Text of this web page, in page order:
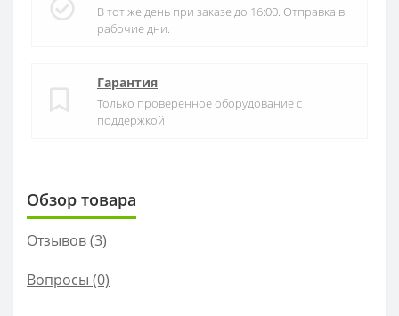
В тот же день при заказе до 16:00. Отправка в
рабочие дни.
Гарантия
Только проверенное оборудование с
поддержкой
Обзор товара
Отзывов (3)
Вопросы (0)